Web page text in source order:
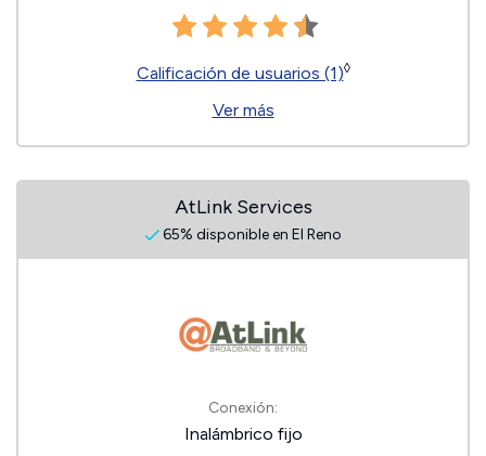
Calificación de usuarios (1)◊
Ver más
AtLink Services
65% disponible en El Reno
Conexión:
Inalámbrico fijo